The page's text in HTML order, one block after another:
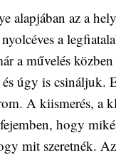
alapjában az a
a
a művelés
úgy is csináljuk.
A kiismerés, a
hogy
mit szeretnék.